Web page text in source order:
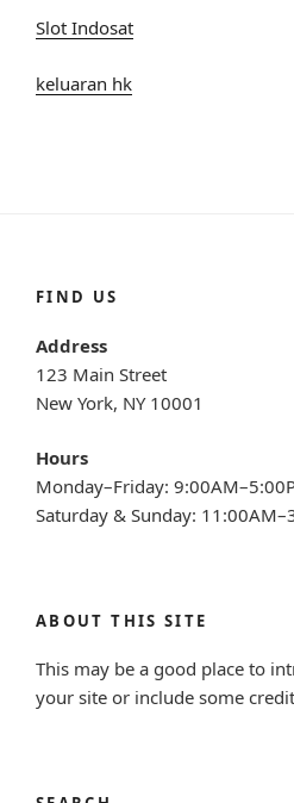
Slot Indosat
keluaran hk
FIND US
Address
123 Main Street
New York, NY 10001
Hours
Monday–Friday:
Saturday & Sunday:
ABOUT THIS SITE
This may be a good place to
your site or include some